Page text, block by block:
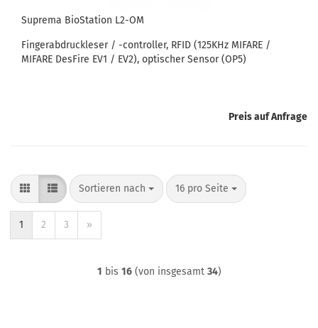
Suprema BioStation L2-OM
Fingerabdruckleser / -controller, RFID (125KHz MIFARE /
MIFARE DesFire EV1 / EV2), optischer Sensor (OP5)
Preis auf Anfrage
Sortieren nach
Sortieren nach 16 pro Seite
pro Seite
1 2 3 »
1 bis 16(von insgesamt 34)